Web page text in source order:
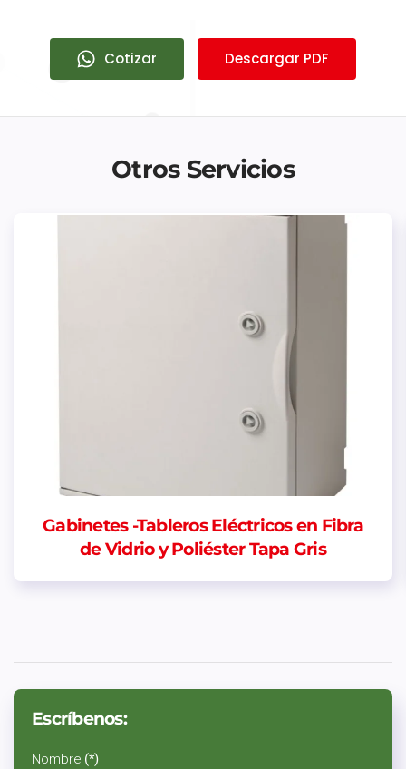
Cotizar Descargar PDF
Otros Servicios
Gabinetes -Tableros Eléctricos en Fibra
de Vidrio y Poliéster Tapa Gris
Escríbenos:
Nombre (*)